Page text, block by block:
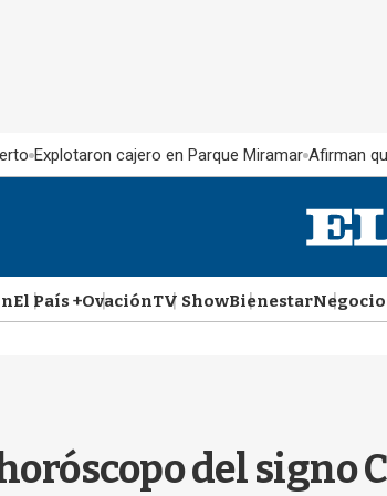
Explotaron cajero en Parque Miramar Afirman
El País +OvaciónTV ShowBienestar
del signo